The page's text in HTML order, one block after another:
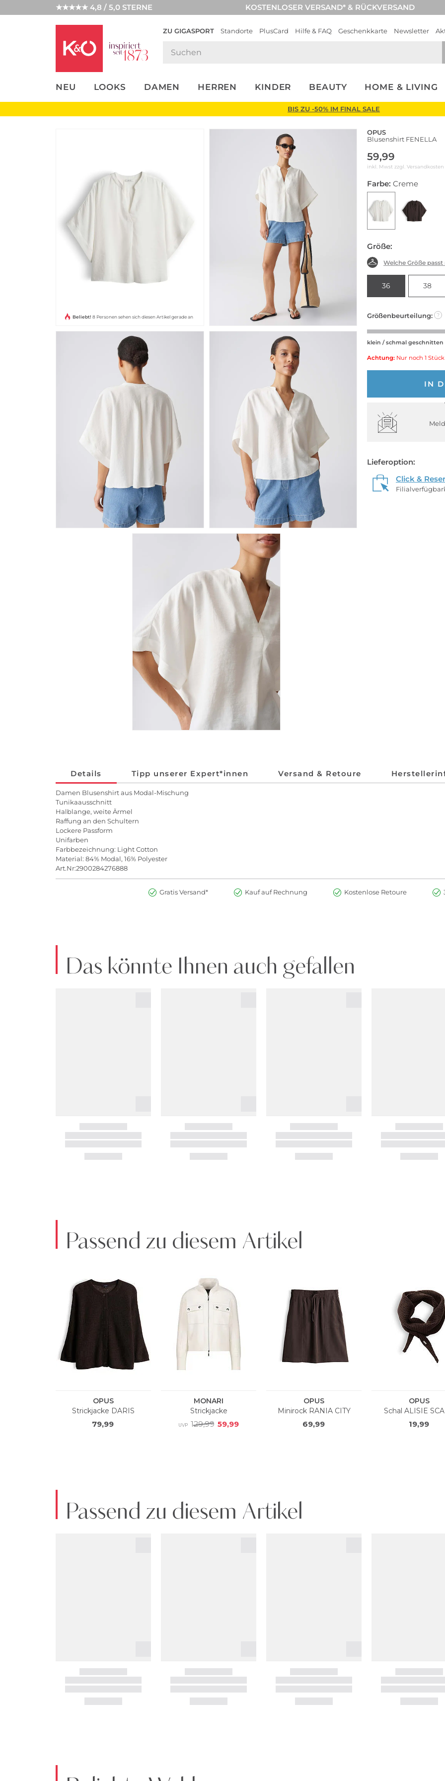
★★★★★ 4,8 / 5,0 STERNE KOSTENLOSER VERSAND* & RÜCKVERSAND
ZU GIGASPORT Standorte PlusCard Hilfe & FAQ Geschenkkarte Newsletter
NEU LOOKS DAMEN HERREN KINDER BEAUTY HOME & LIVING
UNSERE APP
CLICK &
BIS ZU -50% IM FINAL SALE
Beliebt! 8 Personen sehen sich diesen Artikel gerade an
OPUS
Blusenshirt FENELLA
59,99
inkl. Mwst zzgl. Versandkosten
Farbe: Creme
Größe:
Welche Größe passt
36 38
Größenbeurteilung: ?
klein / schmal geschnitten
Achtung: Nur noch 1
IN
Lieferoption:
Click &
Details Tipp unserer Expert*innen Versand & Retoure
Damen Blusenshirt aus Modal-Mischung
Tunikaausschnitt
Halblange, weite Ärmel
Raffung an den Schultern
Lockere Passform
Unifarben
Farbbezeichnung: Light Cotton
Material: 84% Modal, 16% Polyester
Art.Nr:2900284276888
Gratis Versand* Kauf auf Rechnung Kostenlose Retoure
Das könnte Ihnen auch gefallen
Passend zu diesem Artikel
Passend zu diesem Artikel